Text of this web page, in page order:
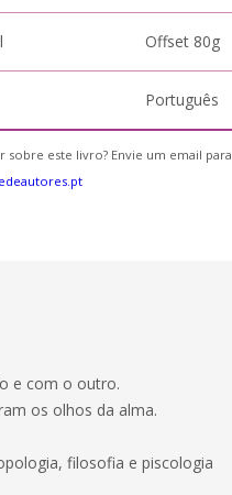
Offset 80g
Português
sobre este livro? Envie um email para
e com o outro.
os olhos da alma.
filosofia e piscologia